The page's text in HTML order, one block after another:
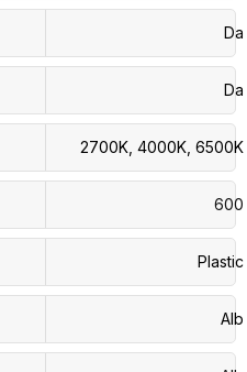
Da
Da
2700K, 4000K, 6500K
600
Plastic
Alb